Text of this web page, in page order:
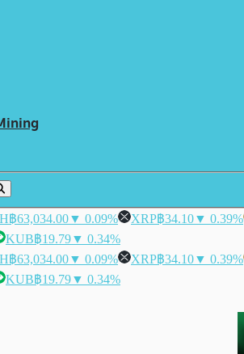
฿63,034.00▼ 0.09% XRP฿34.10▼ 0.39%
KUB฿19.79▼ 0.34%
฿63,034.00▼ 0.09% XRP฿34.10▼ 0.39%
KUB฿19.79▼ 0.34%